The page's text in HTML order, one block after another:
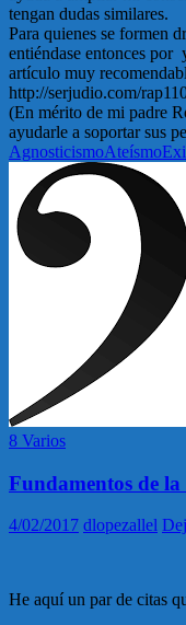
tengan dudas similares.
Para quienes se formen
entiéndase entonces por
artículo muy
http://serjudio.com/
(En mérito de mi padre
ayudarle a soportar sus
AgnosticismoAteísmo
8 Varios
Fundamentos de
4/02/2017 dlopezallel
He aquí un par de citas